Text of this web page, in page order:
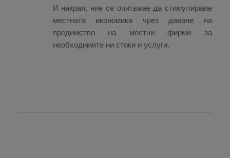
И накрая, ние се опитваме да стимулираме
местната икономика чрез даване на
предимство на местни фирми за
необходимите ни стоки и услуги.